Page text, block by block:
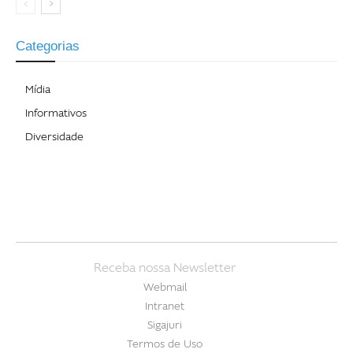
Categorias
Mídia
Informativos
Diversidade
Receba nossa Newsletter
Webmail
Intranet
Sigajuri
Termos de Uso